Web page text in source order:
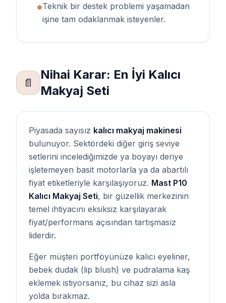
●Teknik bir destek problemi yaşamadan
işine tam odaklanmak isteyenler.
📄
Nihai Karar: En İyi Kalıcı
Makyaj Seti
Piyasada sayısız kalıcı makyaj makinesi
bulunuyor. Sektördeki diğer giriş seviye
setlerini incelediğimizde ya boyayı deriye
işletemeyen basit motorlarla ya da abartılı
fiyat etiketleriyle karşılaşıyoruz. Mast P10
Kalıcı Makyaj Seti, bir güzellik merkezinin
temel ihtiyacını eksiksiz karşılayarak
fiyat/performans açısından tartışmasız
liderdir.
Eğer müşteri portföyünüze kalıcı eyeliner,
bebek dudak (lip blush) ve pudralama kaş
eklemek istiyorsanız, bu cihaz sizi asla
yolda bırakmaz.